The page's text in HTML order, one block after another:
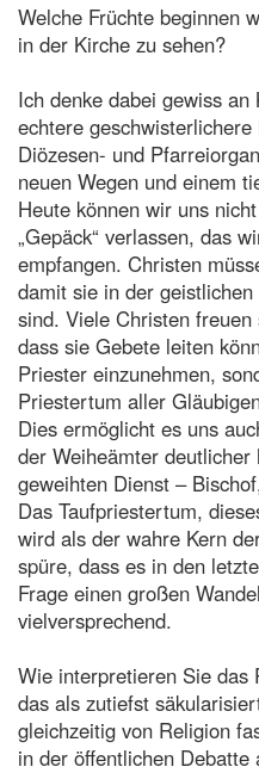
Welche Früchte beginnen
in der Kirche zu sehen?
Ich denke dabei gewiss
echtere
Diözesen- und
neuen Wegen und einem
Heute können wir uns
„Gepäck“ verlassen, das
empfangen. Christen
damit sie in der
sind. Viele Christen
dass sie Gebete leiten
Priester einzunehmen,
Priestertum aller
Dies ermöglicht es uns
der Weiheämter
geweihten Dienst –
Das Taufpriestertum,
wird als der wahre Kern
spüre, dass es in den
Frage einen großen
vielversprechend.
Wie interpretieren Sie das
das als zutiefst
gleichzeitig von Religion
in der öffentlichen Debatte